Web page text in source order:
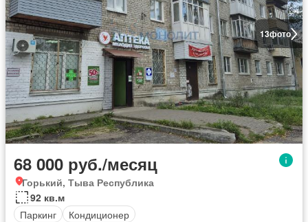
13фото
68 000 руб./месяц
Горький, Тыва Республика
92 кв.м
Паркинг
Кондиционер